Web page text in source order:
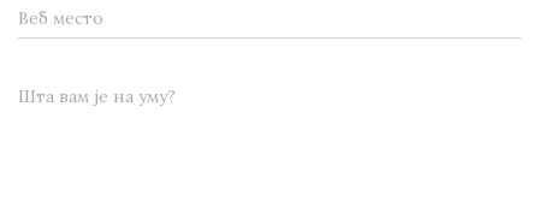
Веб место
Шта вам је на уму?